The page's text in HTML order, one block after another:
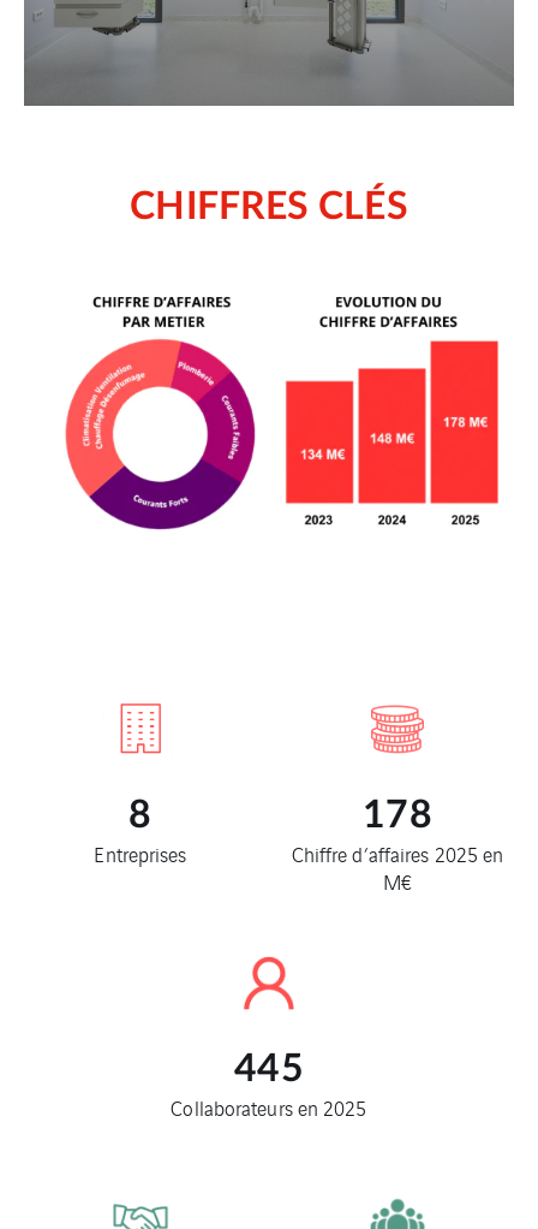
CHIFFRES CLÉS
8
Entreprises
178
Chiffre d’affaires 2025 en
M€
445
Collaborateurs en 2025